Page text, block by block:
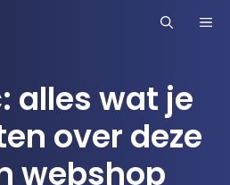
alles wat je
over deze
webshop